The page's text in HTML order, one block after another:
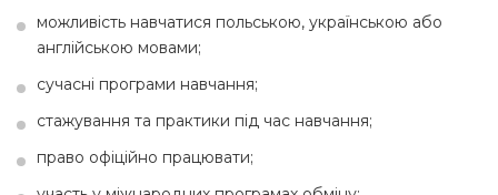
можливість навчатися польською, українською або
англійською мовами;
сучасні програми навчання;
стажування та практики під час навчання;
право офіційно працювати;